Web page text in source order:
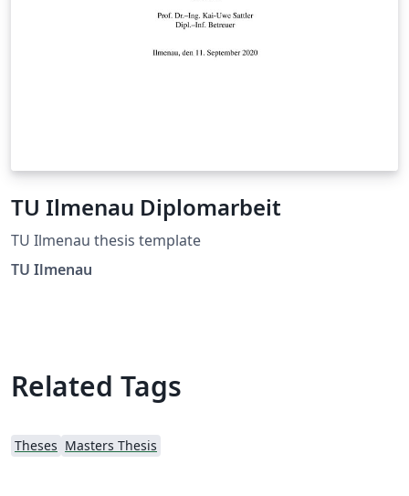
TU Ilmenau Diplomarbeit
TU Ilmenau thesis template
TU Ilmenau
Related Tags
Theses Masters Thesis